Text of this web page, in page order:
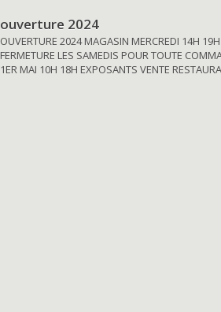
ouverture 2024
OUVERTURE 2024 MAGASIN MERCREDI 14H
FERMETURE LES SAMEDIS POUR TOUTE
1ER MAI 10H 18H EXPOSANTS VENTE